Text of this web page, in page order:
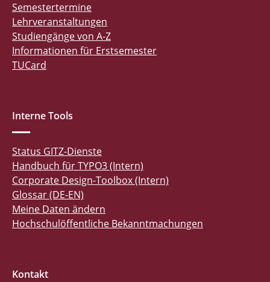
Semestertermine
Lehrveranstaltungen
Studiengänge von A-Z
Informationen für Erstsemester
TUCard
Interne Tools
Status GITZ-Dienste
Handbuch für TYPO3 (Intern)
Corporate Design-Toolbox (Intern)
Glossar (DE-EN)
Meine Daten ändern
Hochschulöffentliche Bekanntmachungen
Kontakt